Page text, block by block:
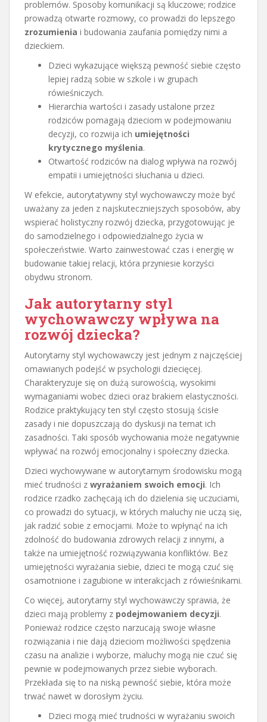
problemów. Sposoby komunikacji są kluczowe; rodzice
prowadzą otwarte rozmowy, co prowadzi do lepszego
zrozumienia i budowania zaufania pomiędzy nimi a
dzieckiem.
Dzieci wykazujące większą pewność siebie często
lepiej radzą sobie w szkole i w grupach
rówieśniczych.
Hierarchia wartości i zasady ustalone przez
rodziców pomagają dzieciom w podejmowaniu
decyzji, co rozwija ich umiejętności
krytycznego myślenia.
Otwartość rodziców na dialog wpływa na rozwój
empatii i umiejętności słuchania u dzieci.
W efekcie, autorytatywny styl wychowawczy może być
uważany za jeden z najskuteczniejszych sposobów, aby
wspierać holistyczny rozwój dziecka, przygotowując je
do samodzielnego i odpowiedzialnego życia w
społeczeństwie. Warto zainwestować czas i energię w
budowanie takiej relacji, która przyniesie korzyści
obydwu stronom.
Jak autorytarny styl
wychowawczy wpływa na
rozwój dziecka?
Autorytarny styl wychowawczy jest jednym z najczęściej
omawianych podejść w psychologii dziecięcej.
Charakteryzuje się on dużą surowością, wysokimi
wymaganiami wobec dzieci oraz brakiem elastyczności.
Rodzice praktykujący ten styl często stosują ścisłe
zasady i nie dopuszczają do dyskusji na temat ich
zasadności. Taki sposób wychowania może negatywnie
wpływać na rozwój emocjonalny i społeczny dziecka.
Dzieci wychowywane w autorytarnym środowisku mogą
mieć trudności z wyrażaniem swoich emocji. Ich
rodzice rzadko zachęcają ich do dzielenia się uczuciami,
co prowadzi do sytuacji, w których maluchy nie uczą się,
jak radzić sobie z emocjami. Może to wpłynąć na ich
zdolność do budowania zdrowych relacji z innymi, a
także na umiejętność rozwiązywania konfliktów. Bez
umiejętności wyrażania siebie, dzieci te mogą czuć się
osamotnione i zagubione w interakcjach z rówieśnikami.
Co więcej, autorytarny styl wychowawczy sprawia, że
dzieci mają problemy z podejmowaniem decyzji.
Ponieważ rodzice często narzucają swoje własne
rozwiązania i nie dają dzieciom możliwości spędzenia
czasu na analizie i wyborze, maluchy mogą nie czuć się
pewnie w podejmowanych przez siebie wyborach.
Przekłada się to na niską pewność siebie, która może
trwać nawet w dorosłym życiu.
Dzieci mogą mieć trudności w wyrażaniu swoich